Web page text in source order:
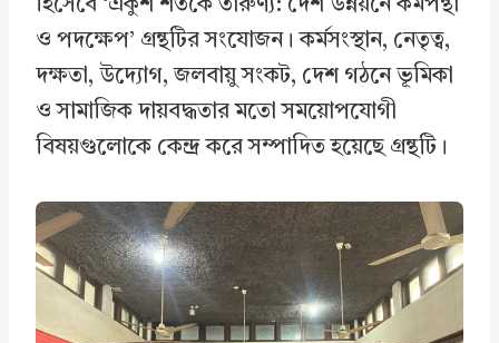
হিসেবে ‘একুশ শতকে তারুণ্য: দেশ উন্নয়নে কর্মপন্থা
ও পদক্ষেপ’ গ্রন্থটির সংযোজন। কর্মসংস্থান, নেতৃত্ব,
দক্ষতা, উদ্যোগ, জলবায়ু সংকট, দেশ গঠনে ভূমিকা
ও সামাজিক দায়বদ্ধতার মতো সময়োপযোগী
বিষয়গুলোকে কেন্দ্র করে সম্পাদিত হয়েছে গ্রন্থটি।